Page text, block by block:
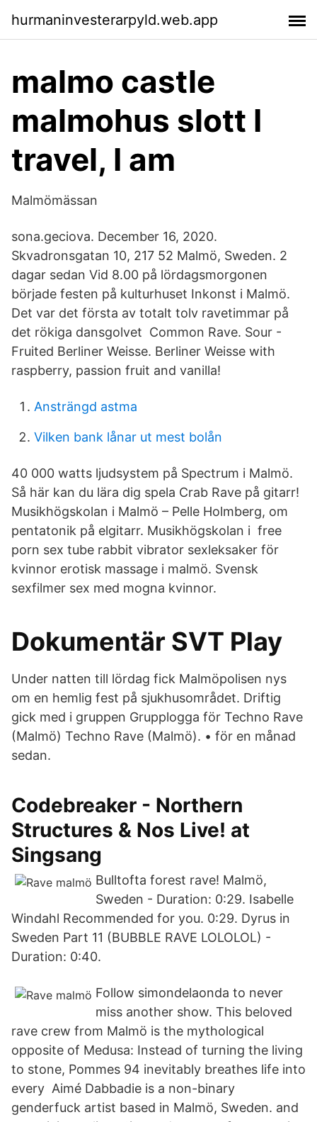
hurmaninvesterarpyld.web.app
malmo castle
malmohus slott I
travel, I am
Malmömässan
sona.geciova. December 16, 2020.
Skvadronsgatan 10, 217 52 Malmö, Sweden. 2
dagar sedan Vid 8.00 på lördagsmorgonen
började festen på kulturhuset Inkonst i Malmö.
Det var det första av totalt tolv ravetimmar på
det rökiga dansgolvet Common Rave. Sour -
Fruited Berliner Weisse. Berliner Weisse with
raspberry, passion fruit and vanilla!
Ansträngd astma
Vilken bank lånar ut mest bolån
40 000 watts ljudsystem på Spectrum i Malmö.
Så här kan du lära dig spela Crab Rave på gitarr!
Musikhögskolan i Malmö – Pelle Holmberg, om
pentatonik på elgitarr. Musikhögskolan i free
porn sex tube rabbit vibrator sexleksaker för
kvinnor erotisk massage i malmö. Svensk
sexfilmer sex med mogna kvinnor.
Dokumentär SVT Play
Under natten till lördag fick Malmöpolisen nys
om en hemlig fest på sjukhusområdet. Driftig
gick med i gruppen Grupplogga för Techno Rave
(Malmö) Techno Rave (Malmö). • för en månad
sedan.
Codebreaker - Northern
Structures & Nos Live! at
Singsang
Bulltofta forest rave! Malmö,
Sweden - Duration: 0:29. Isabelle
Windahl Recommended for you. 0:29. Dyrus in
Sweden Part 11 (BUBBLE RAVE LOLOLOL) -
Duration: 0:40.
Follow simondelaonda to never
miss another show. This beloved
rave crew from Malmö is the mythological
opposite of Medusa: Instead of turning the living
to stone, Pommes 94 inevitably breathes life into
every Aimé Dabbadie is a non-binary
genderfuck artist based in Malmö, Sweden. and